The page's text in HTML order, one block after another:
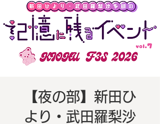
【夜の部】新田ひ
より・武田羅梨沙